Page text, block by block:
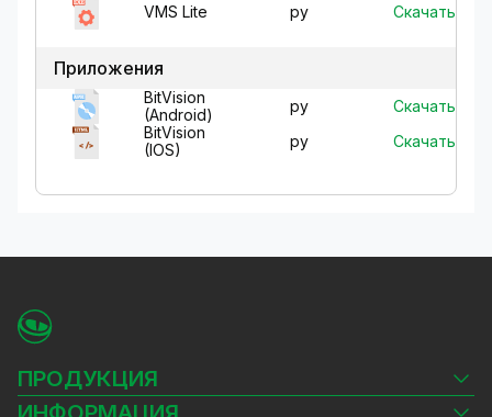
VMS Lite
ру Скачать
Приложения
BitVision
(Android)
ру
Скачать
BitVision
(IOS)
ру Скачать
ПРОДУКЦИЯ
Камеры видеонаблюдения